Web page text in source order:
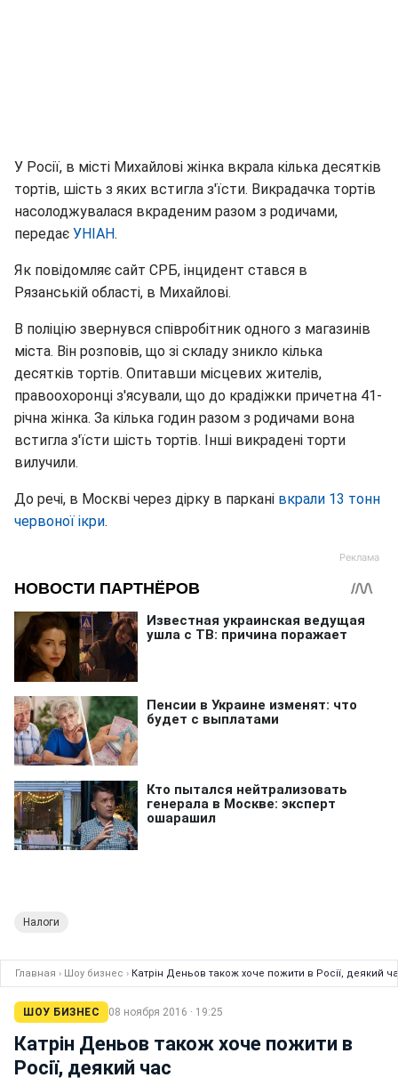
У Росії, в місті Михайлові жінка вкрала кілька десятків
тортів, шість з яких встигла з'їсти. Викрадачка тортів
насолоджувалася вкраденим разом з родичами,
передає УНІАН.
Як повідомляє сайт СРБ, інцидент стався в
Рязанській області, в Михайлові.
В поліцію звернувся співробітник одного з магазинів
міста. Він розповів, що зі складу зникло кілька
десятків тортів. Опитавши місцевих жителів,
правоохоронці з'ясували, що до крадіжки причетна 41-
річна жінка. За кілька годин разом з родичами вона
встигла з'їсти шість тортів. Інші викрадені торти
вилучили.
До речі, в Москві через дірку в паркані вкрали 13 тонн
червоної ікри.
Налоги
Главная › Шоу бизнес › Катрін Деньов також хоче пожити в Росії, деякий
ШОУ БИЗНЕС 08 ноября 2016 · 19:25
Катрін Деньов також хоче пожити в
Росії, деякий час